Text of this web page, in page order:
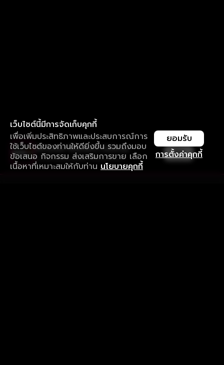
เว็บไซต์นี้มีการจัดเก็บคุกกี้
เพื่อเพิ่มประสิทธิภาพและประสบการณ์การ
ใช้เว็บไซต์ของท่านให้ดียิ่งขึ้น รวมถึงมอบ
ข้อเสนอ กิจกรรม ส่งเสริมการขาย เลือก
เนื้อหาที่เหมาะสมให้กับท่าน นโยบายคุกกี้
การตั้งค่าคุกกี้
ยอมรับ
ใช้งานแอป ลื่นไหลกว่า ไม่มีสะดุด
ดาวน์โหลดแอปเพื่อการรับชมที่ดีกว่า เปิด